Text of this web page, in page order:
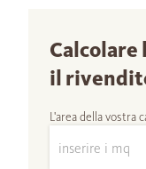
il
L'area della vostra